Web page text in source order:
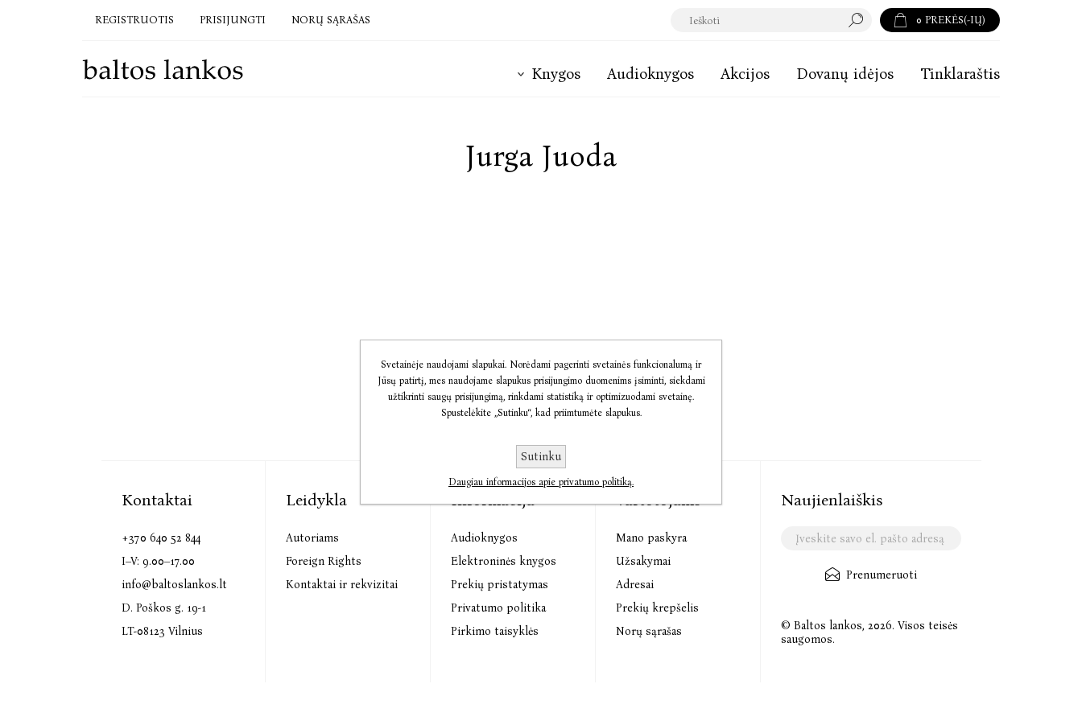
REGISTRUOTIS PRISIJUNGTI NORŲ SĄRAŠAS 0 PREKĖS(-IŲ)
Knygos Audioknygos Akcijos Dovanų idėjos Tinklaraštis
Jurga Juoda
Kontaktai
+370 640 52 844
I–V: 9.00–17.00
info@baltoslankos.lt
D. Poškos g. 19-1
LT-08123 Vilnius
Leidykla
Autoriams
Foreign Rights
Kontaktai ir rekvizitai
Informacija
Audioknygos
Elektroninės knygos
Prekių pristatymas
Privatumo politika
Pirkimo taisyklės
Vartotojams
Mano paskyra
Užsakymai
Adresai
Prekių krepšelis
Norų sąrašas
Naujienlaiškis
Prenumeruoti
© Baltos lankos, 2026. Visos teisės
saugomos.
Svetainėje naudojami slapukai. Norėdami pagerinti svetainės funkcionalumą ir
Jūsų patirtį, mes naudojame slapukus prisijungimo duomenims įsiminti, siekdami
užtikrinti saugų prisijungimą, rinkdami statistiką ir optimizuodami svetainę.
Spustelėkite „Sutinku“, kad priimtumėte slapukus.
Sutinku
Daugiau informacijos apie privatumo politiką.